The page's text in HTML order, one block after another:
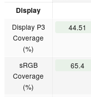
Display
Display P3
Coverage
(%)
44.51
sRGB
Coverage
(%)
65.4